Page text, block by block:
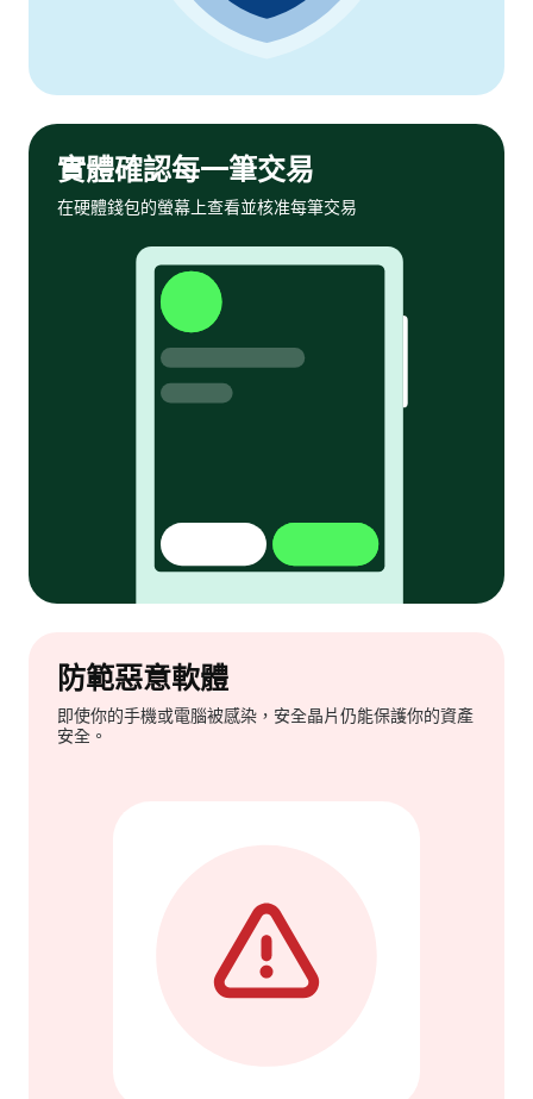
實體確認每一筆交易
在硬體錢包的螢幕上查看並核准每筆交易
防範惡意軟體
即使你的手機或電腦被感染，安全晶片仍能保護你的資產
安全。